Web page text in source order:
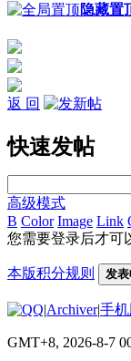
隐藏置
返 回
快速发帖
高级模式
B Color Image Link
您需要登录后才可
本版积分规则 发
|Archiver|手机
GMT+8, 2026-8-7